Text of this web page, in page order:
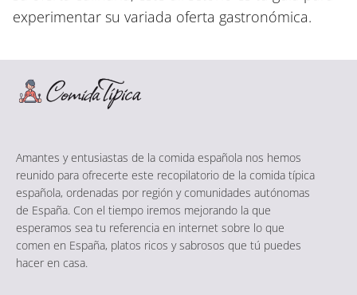
experimentar su variada oferta gastronómica.
Amantes y entusiastas de la comida española nos hemos
reunido para ofrecerte este recopilatorio de la comida típica
española, ordenadas por región y comunidades autónomas
de España. Con el tiempo iremos mejorando la que
esperamos sea tu referencia en internet sobre lo que
comen en España, platos ricos y sabrosos que tú puedes
hacer en casa.